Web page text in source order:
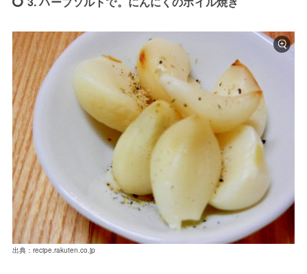
出典：recipe.rakuten.co.jp